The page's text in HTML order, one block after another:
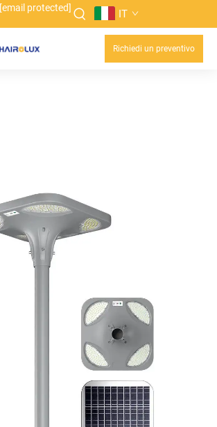
[email protected] IT
Richiedi un preventivo